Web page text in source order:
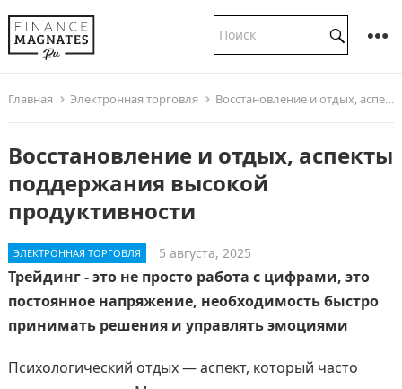
Главная Электронная торговля Восстановление и отдых, аспекты поддержания высокой продуктивности
Восстановление и отдых, аспекты
поддержания высокой
продуктивности
ЭЛЕКТРОННАЯ ТОРГОВЛЯ 5 августа, 2025
Трейдинг - это не просто работа с цифрами, это
постоянное напряжение, необходимость быстро
принимать решения и управлять эмоциями
Психологический отдых — аспект, который часто